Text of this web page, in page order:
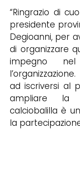
“Ringrazio di
presidente
Degioanni, per
di organizzare
impegno
ad iscriversi al
ampliare la
calciobalilla è
la